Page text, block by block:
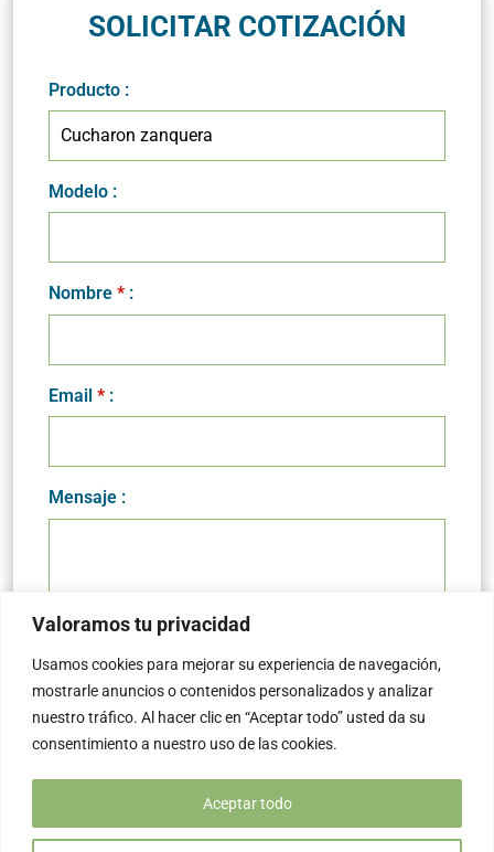
Valoramos tu privacidad
Usamos cookies para mejorar su experiencia de navegación,
mostrarle anuncios o contenidos personalizados y analizar
nuestro tráfico. Al hacer clic en “Aceptar todo” usted da su
consentimiento a nuestro uso de las cookies.
Aceptar todo
SOLICITAR COTIZACIÓN
Producto :
Modelo :
Nombre * :
Email * :
Mensaje :